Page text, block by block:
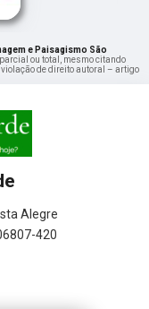
e Paisagismo São
ou total, mesmo citando
de direito autoral – artigo
Alegre
420